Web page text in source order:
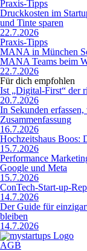
Praxis-Tipps
Druckkosten im
und Tinte sparen
22.7.2026
Praxis-Tipps
MANA in München
MANA Teams beim
22.7.2026
Für dich empfohlen
Ist „Digital-First“ der
20.7.2026
In Sekunden
Zusammenfassung
16.7.2026
Hochzeitshaus Boos:
15.7.2026
Performance
Google und Meta
15.7.2026
ConTech-Start-up-
14.7.2026
Der Guide für
bleiben
14.7.2026
AGB